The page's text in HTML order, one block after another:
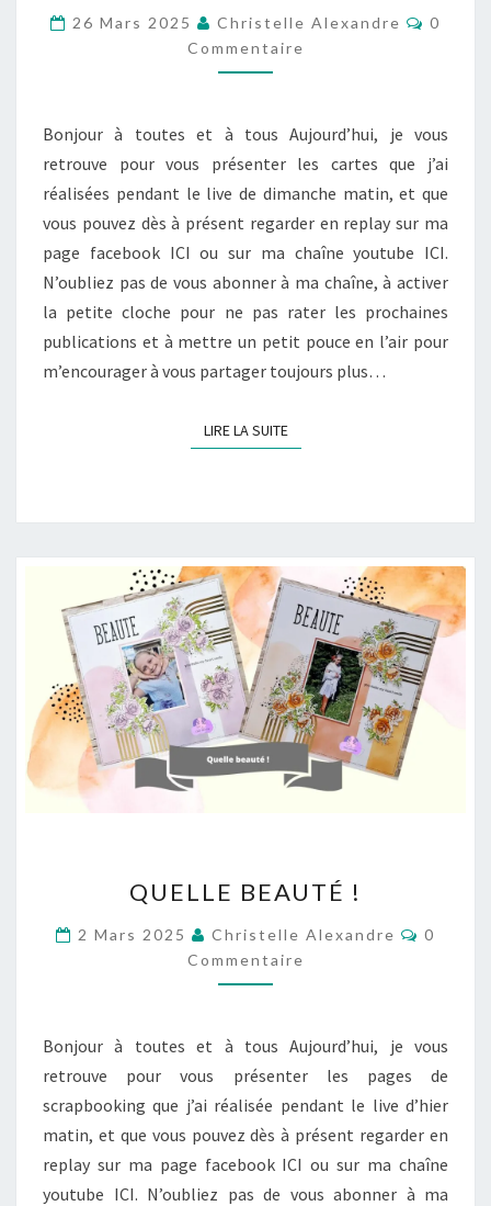
:
JARDIN
DE
26 Mars 2025 Christelle Alexandre
0
Commentaire
Bonjour à toutes et à tous Aujourd’hui, je vous
retrouve pour vous présenter les cartes que j’ai
réalisées pendant le live de dimanche matin, et que
vous pouvez dès à présent regarder en replay sur ma
page facebook ICI ou sur ma chaîne youtube ICI.
N’oubliez pas de vous abonner à ma chaîne, à activer
la petite cloche pour ne pas rater les prochaines
publications et à mettre un petit pouce en l’air pour
m’encourager à vous partager toujours plus…
LIRE LA SUITELIRE LA SUITE
BEAUTÉ
!
QUELLE BEAUTÉ !
2 Mars 2025 Christelle Alexandre
0
Commentaire
Bonjour à toutes et à tous Aujourd’hui, je vous
retrouve pour vous présenter les pages de
scrapbooking que j’ai réalisée pendant le live d’hier
matin, et que vous pouvez dès à présent regarder en
replay sur ma page facebook ICI ou sur ma chaîne
youtube ICI. N’oubliez pas de vous abonner à ma